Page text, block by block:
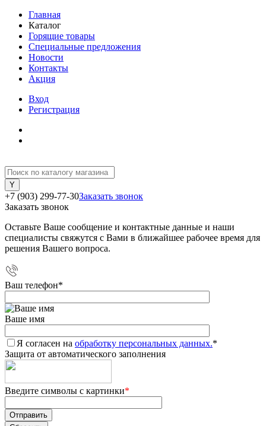
Главная
Каталог
Горящие товары
Специальные предложения
Новости
Контакты
Акция
Вход
Регистрация
+7 (903) 299-77-30Заказать звонок
Заказать звонок
Оставьте Ваше сообщение и контактные данные и наши
специалисты свяжутся с Вами в ближайшее рабочее время для
решения Вашего вопроса.
Ваш телефон*
Ваше имя
Я согласен на обработку персональных данных.*
Защита от автоматического заполнения
Введите символы с картинки*